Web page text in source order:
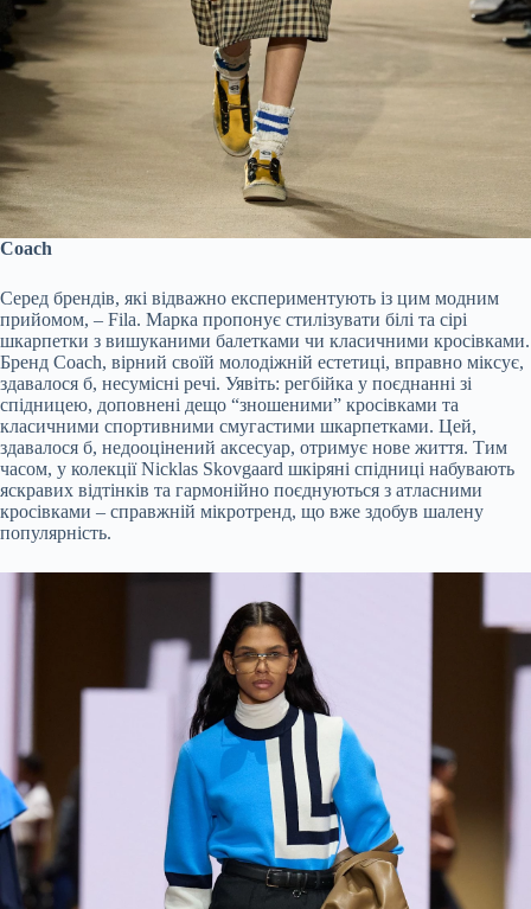
Coach
Серед брендів, які відважно експериментують із цим модним
прийомом, – Fila. Марка пропонує стилізувати білі та сірі
шкарпетки з вишуканими балетками чи класичними кросівками.
Бренд Coach, вірний своїй молодіжній естетиці, вправно міксує,
здавалося б, несумісні речі. Уявіть: регбійка у поєднанні зі
спідницею, доповнені дещо “зношеними” кросівками та
класичними спортивними смугастими шкарпетками. Цей,
здавалося б, недооцінений аксесуар, отримує нове життя. Тим
часом, у колекції Nicklas Skovgaard шкіряні спідниці набувають
яскравих відтінків та гармонійно поєднуються з атласними
кросівками – справжній мікротренд, що вже здобув шалену
популярність.